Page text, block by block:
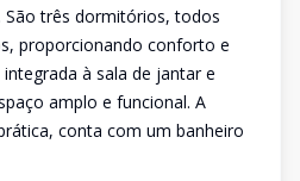
São três dormitórios, todos
proporcionando conforto e
à sala de jantar e
amplo e funcional. A
conta com um banheiro